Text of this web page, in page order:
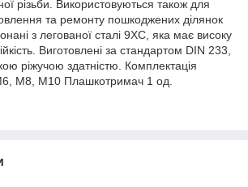
різьби. Використовуються також для
та ремонту пошкоджених ділянок
з легованої сталі 9ХС, яка має високу
Виготовлені за стандартом DIN 233,
ріжучою здатністю. Комплектація
М8, М10 Плашкотримач 1 од.